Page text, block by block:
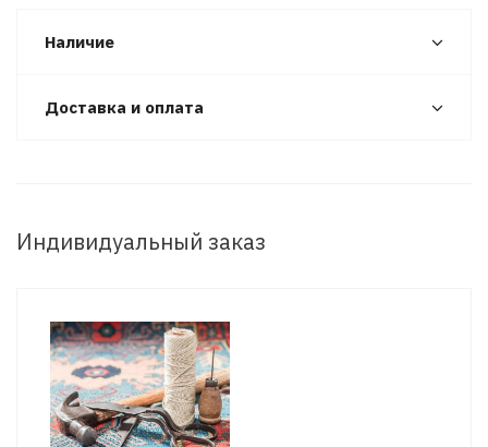
Наличие
Доставка и оплата
Индивидуальный заказ